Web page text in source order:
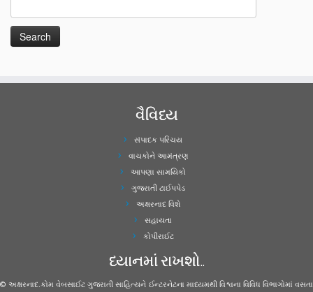
વૈવિધ્ય
સંપાદક પરિચય
વાચકોને આમંત્રણ
આપણા સામયિકો
ગુજરાતી ટાઈપપેડ
અક્ષરનાદ વિશે
સહાયતા
કોપીરાઈટ
ધ્યાનમાં રાખશો..
© અક્ષરનાદ.કોમ વેબસાઈટ ગુજરાતી સાહિત્યને ઈન્ટરનેટના માધ્યમથી વિશ્વના વિવિધ વિભાગોમાં વસતા